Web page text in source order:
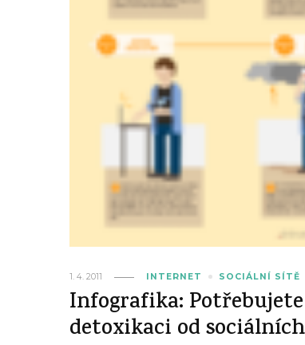
1. 4. 2011 INTERNET SOCIÁLNÍ SÍTĚ
Infografika: Potřebujete
detoxikaci od